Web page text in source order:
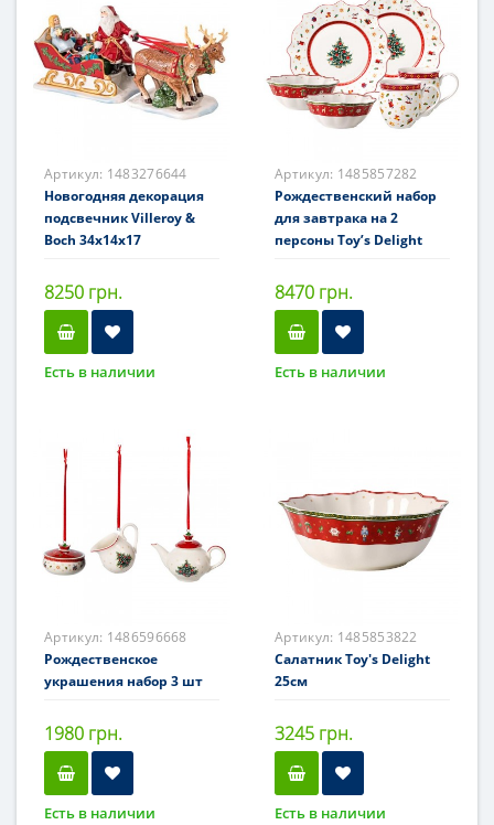
Артикул: 1483276644
Новогодняя декорация
подсвечник Villeroy &
Boch 34х14х17
8250 грн.
Есть в наличии
Артикул: 1485857282
Рождественский набор
для завтрака на 2
персоны Toy’s Delight
8470 грн.
Есть в наличии
Артикул: 1486596668
Рождественское
украшения набор 3 шт
1980 грн.
Есть в наличии
Артикул: 1485853822
Салатник Toy's Delight
25см
3245 грн.
Есть в наличии